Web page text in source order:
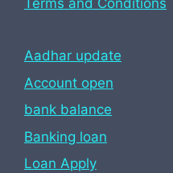
Terms and Conditions
Aadhar update
Account open
bank balance
Banking loan
Loan Apply